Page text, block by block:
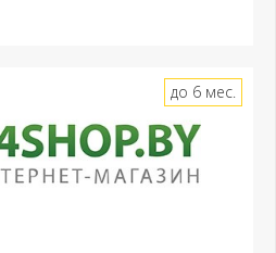
до 6 мес.